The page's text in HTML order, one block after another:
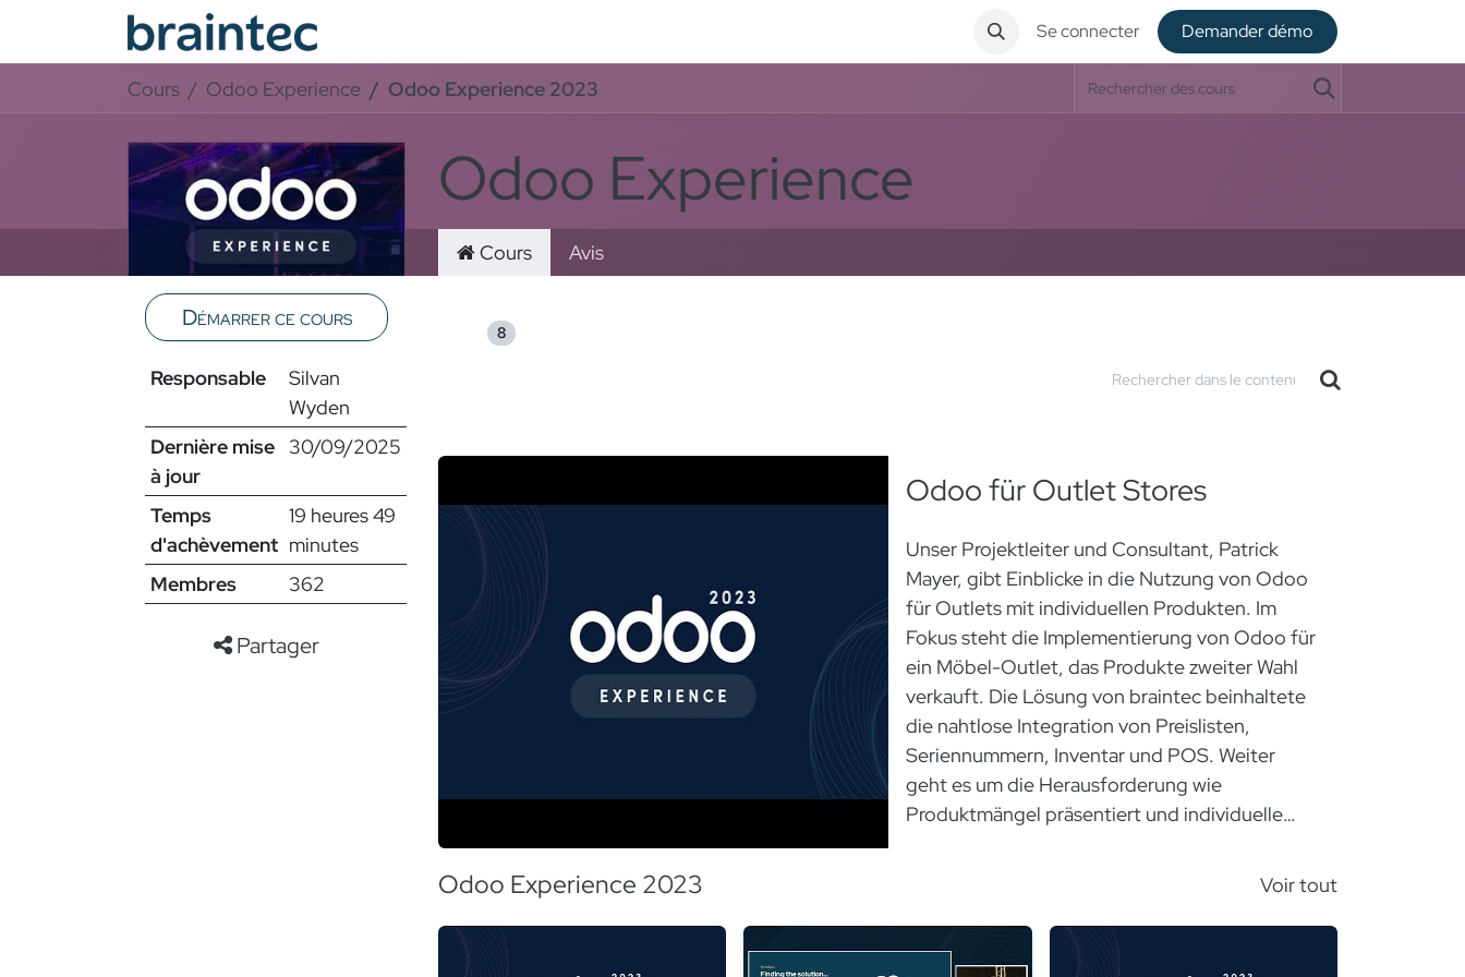
Se rendre au contenu
Se connecter De​​mander démo
Cours Odoo Experience Odoo Experience 2023
Odoo Experience
Démarrer ce cours
Responsable
Silvan
Wyden
Dernière mise
à jour
30/09/2025
Temps
d'achèvement
19 heures 49
minutes
Membres
362
Partager
Cours Avis
8
Odoo für Outlet Stores
Unser Projektleiter und Consultant, Patrick
Mayer, gibt Einblicke in die Nutzung von Odoo
für Outlets mit individuellen Produkten. Im
Fokus steht die Implementierung von Odoo für
ein Möbel-Outlet, das Produkte zweiter Wahl
verkauft. Die Lösung von braintec beinhaltete
die nahtlose Integration von Preislisten,
Seriennummern, Inventar und POS. Weiter
geht es um die Herausforderung wie
Produktmängel präsentiert und individuelle
Odoo Experience 2023 Voir tout